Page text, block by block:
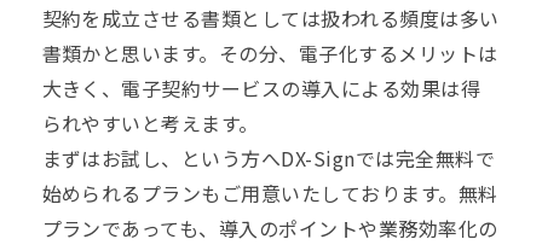
契約を成立させる書類としては扱われる頻度は多い
書類かと思います。その分、電子化するメリットは
大きく、電子契約サービスの導入による効果は得
られやすいと考えます。
まずはお試し、という方へDX-Signでは完全無料で
始められるプランもご用意いたしております。無料
プランであっても、導入のポイントや業務効率化の